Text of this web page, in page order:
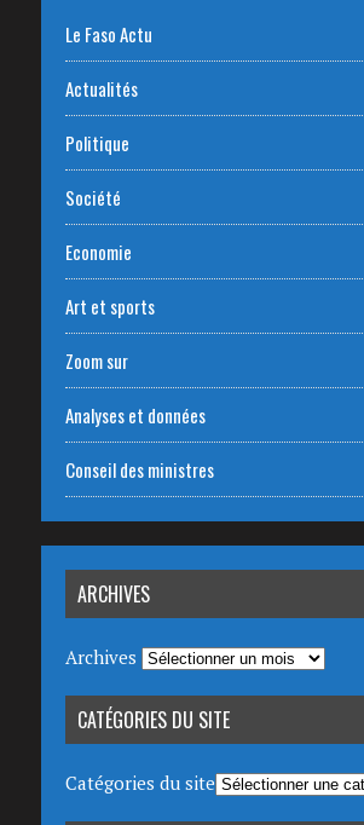
Le Faso Actu
Actualités
Politique
Société
Economie
Art et sports
Zoom sur
Analyses et données
Conseil des ministres
ARCHIVES
Archives
CATÉGORIES DU SITE
Catégories du site